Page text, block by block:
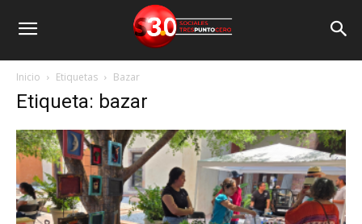
Inicio Etiquetas Bazar
Etiqueta: bazar